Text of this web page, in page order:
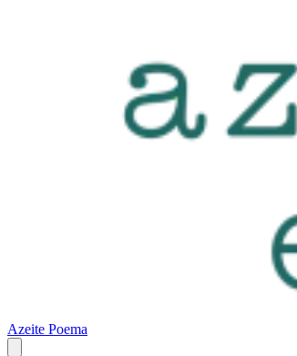
Azeite Poema